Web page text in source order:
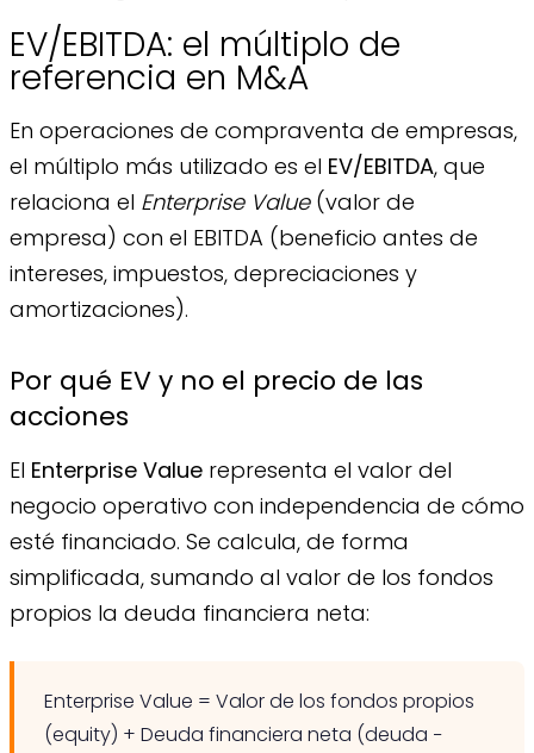
EV/EBITDA: el múltiplo de
referencia en M&A
En operaciones de compraventa de empresas,
el múltiplo más utilizado es el EV/EBITDA, que
relaciona el Enterprise Value(valor de
empresa) con el EBITDA (beneficio antes de
intereses, impuestos, depreciaciones y
amortizaciones).
Por qué EV y no el precio de las
acciones
El Enterprise Value representa el valor del
negocio operativo con independencia de cómo
esté financiado. Se calcula, de forma
simplificada, sumando al valor de los fondos
propios la deuda financiera neta:
Enterprise Value = Valor de los fondos propios
(equity) + Deuda financiera neta (deuda −